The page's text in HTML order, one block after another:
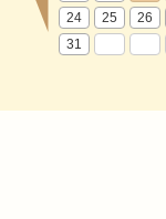
24
25 26
31